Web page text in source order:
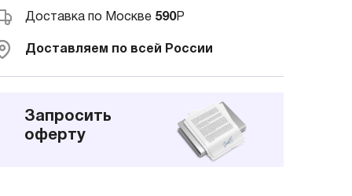
Доставка по Москве 590Р
Доставляем по всей России
Запросить
оферту